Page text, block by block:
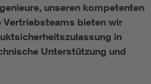
unseren kompetenten
Vertriebsteams bieten wir
in
Unterstützung und